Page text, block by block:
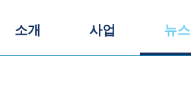
소개 사업 뉴스